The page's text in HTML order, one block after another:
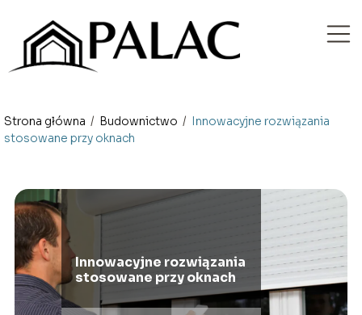
Strona główna / Budownictwo /
Innowacyjne rozwiązania
stosowane przy oknach
Innowacyjne rozwiązania
stosowane przy oknach